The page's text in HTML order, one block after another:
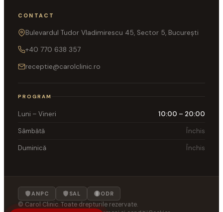
CONTACT
Bulevardul Tudor Vladimirescu 45, Sector 5, București
+40 770 638 357
receptie@carolclinic.ro
PROGRAM
Luni – Vineri
10:00 – 20:00
Sâmbătă
Închis
Duminică
Închis
ANPC SAL ODR
© Carol Clinic. Toate drepturile rezervate.